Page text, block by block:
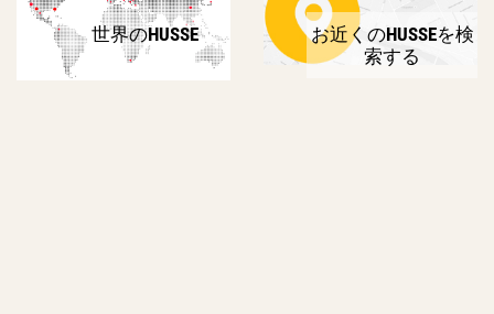
世界のHUSSE
お近くのHUSSEを検
索する